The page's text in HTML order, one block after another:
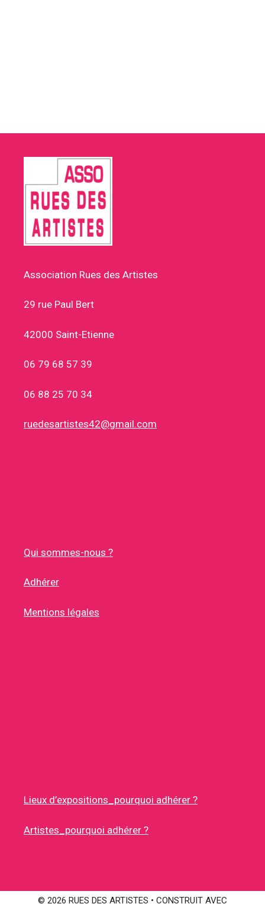
Association Rues des Artistes
29 rue Paul Bert
42000 Saint-Etienne
06 79 68 57 39
06 88 25 70 34
ruedesartistes42@gmail.com
Qui sommes-nous ?
Adhérer
Mentions légales
Lieux d’expositions_pourquoi adhérer ?
Artistes_pourquoi adhérer ?
© 2026 RUES DES ARTISTES • CONSTRUIT AVEC